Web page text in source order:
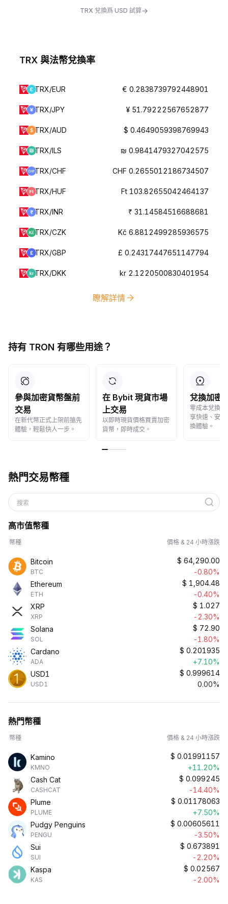
TRX 兌換爲 USD 試算→
TRX 與法幣兌換率
TRX/EUR € 0.2838739792448901
TRX/JPY ¥ 51.79222567652877
TRX/AUD $ 0.4649059398769943
TRX/ILS ₪ 0.9841479327042575
TRX/CHF CHF 0.2655012186734507
TRX/HUF Ft 103.82655042464137
TRX/INR ₹ 31.14584516688681
TRX/CZK Kč 6.8812499285936575
TRX/GBP £ 0.24317447651147794
TRX/DKK kr 2.1220500830401954
瞭解詳情
持有 TRON 有哪些用途？
參與加密貨幣盤前
交易
在新代幣正式上架前搶先
體驗，輕鬆快人一步。
在 Bybit 現貨市場
上交易
以即時現貨價格買賣加密
貨幣，即時成交。
兌換加密
零成本兌換
享快速、安
換體驗。
熱門交易幣種
搜索
高市值幣種
幣種 價格 & 24 小時漲跌
Bitcoin
BTC
$ 64,290.00
-0.80%
Ethereum
ETH
$ 1,904.48
-0.40%
XRP
XRP
$ 1.027
-2.30%
Solana
SOL
$ 72.90
-1.80%
Cardano
ADA
$ 0.201935
+7.10%
USD1
USD1
$ 0.999614
0.00%
熱門幣種
幣種 價格 & 24 小時漲跌
Kamino
KMNO
$ 0.01991157
+11.20%
Cash Cat
CASHCAT
$ 0.099245
-14.40%
Plume
PLUME
$ 0.01178063
+7.50%
Pudgy Penguins
PENGU
$ 0.00605611
-3.50%
Sui
SUI
$ 0.673891
-2.20%
Kaspa
KAS
$ 0.02567
-2.00%